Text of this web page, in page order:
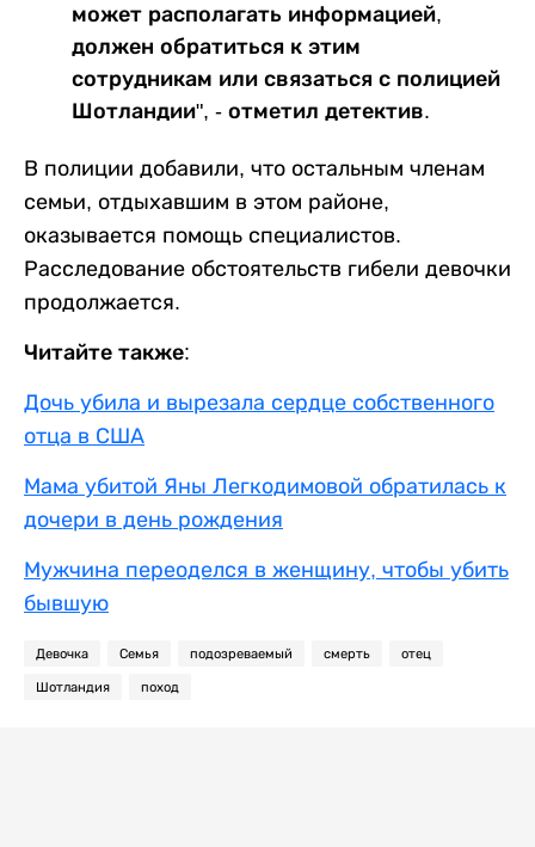
может располагать информацией,
должен обратиться к этим
сотрудникам или связаться с полицией
Шотландии", - отметил детектив.
В полиции добавили, что остальным членам
семьи, отдыхавшим в этом районе,
оказывается помощь специалистов.
Расследование обстоятельств гибели девочки
продолжается.
Читайте также:
Дочь убила и вырезала сердце собственного
отца в США
Мама убитой Яны Легкодимовой обратилась к
дочери в день рождения
Мужчина переоделся в женщину, чтобы убить
бывшую
Девочка Семья подозреваемый смерть отец
Шотландия поход